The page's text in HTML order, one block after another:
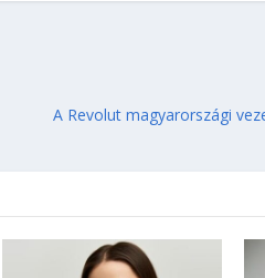
A Revolut magyarországi